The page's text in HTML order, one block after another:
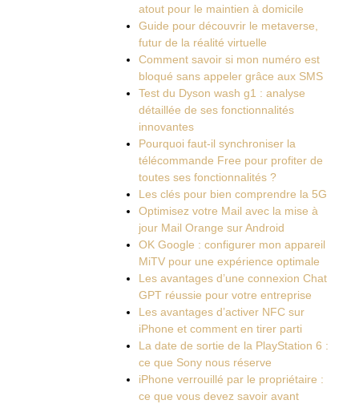
atout pour le maintien à domicile
Guide pour découvrir le metaverse,
futur de la réalité virtuelle
Comment savoir si mon numéro est
bloqué sans appeler grâce aux SMS
Test du Dyson wash g1 : analyse
détaillée de ses fonctionnalités
innovantes
Pourquoi faut-il synchroniser la
télécommande Free pour profiter de
toutes ses fonctionnalités ?
Les clés pour bien comprendre la 5G
Optimisez votre Mail avec la mise à
jour Mail Orange sur Android
OK Google : configurer mon appareil
MiTV pour une expérience optimale
Les avantages d’une connexion Chat
GPT réussie pour votre entreprise
Les avantages d’activer NFC sur
iPhone et comment en tirer parti
La date de sortie de la PlayStation 6 :
ce que Sony nous réserve
iPhone verrouillé par le propriétaire :
ce que vous devez savoir avant